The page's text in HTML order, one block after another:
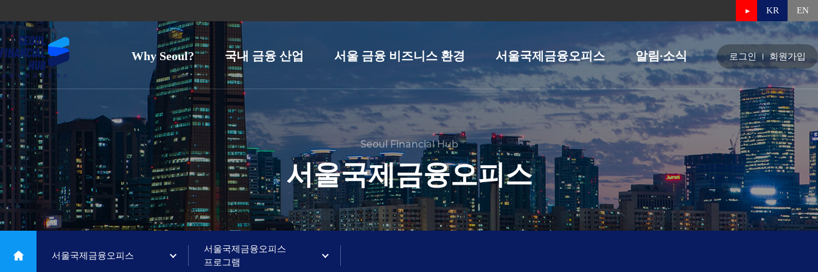
KR EN
Why Seoul? 국내 금융 산업 서울 금융 비즈니스 환경 서울국제금융오피스 알림∙소식 로그인 회원가입
Seoul Financial Hub
서울국제금융오피스
서울국제금융오피스
서울국제금융오피스
프로그램